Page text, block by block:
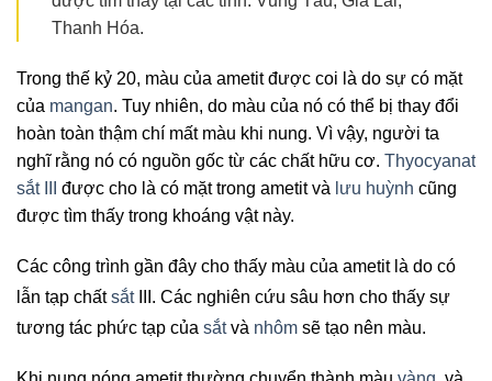
Thanh Hóa.
Trong thế kỷ 20, màu của ametit được coi là do sự có mặt
của mangan. Tuy nhiên, do màu của nó có thể bị thay đổi
hoàn toàn thậm chí mất màu khi nung. Vì vậy, người ta
nghĩ rằng nó có nguồn gốc từ các chất hữu cơ. Thyocyanat
sắt III
được cho là có mặt trong ametit và lưu huỳnh cũng
được tìm thấy trong khoáng vật này.
Các công trình gần đây cho thấy màu của ametit là do có
lẫn tạp chấtsắtIII . Các nghiên cứu sâu hơn cho thấy sự
tương tác phức tạp của sắtvà nhôm sẽ tạo nên màu.